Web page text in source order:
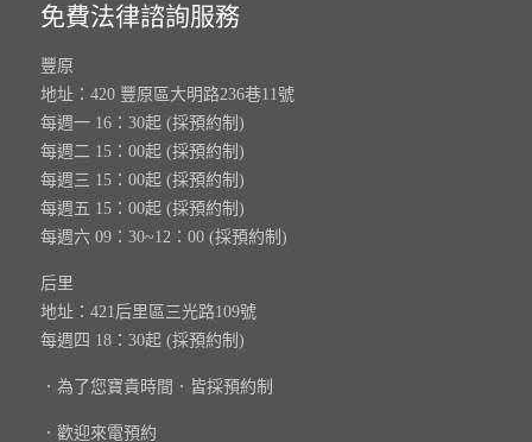
免費法律諮詢服務
豐原
地址：420 豐原區大明路236巷11號
每週一 16：30起 (採預約制)
每週二 15：00起 (採預約制)
每週三 15：00起 (採預約制)
每週五 15：00起 (採預約制)
每週六 09：30~12：00 (採預約制)
后里
地址：421后里區三光路109號
每週四 18：30起 (採預約制)
．為了您寶貴時間．皆採預約制
．歡迎來電預約